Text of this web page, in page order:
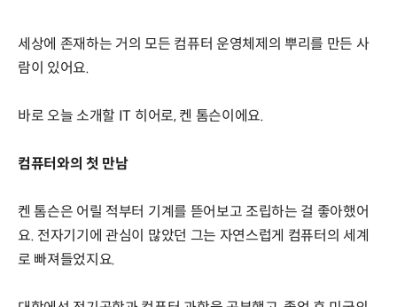
세상에 존재하는 거의 모든 컴퓨터 운영체제의 뿌리를 만든 사
람이 있어요.
바로 오늘 소개할 IT 히어로, 켄 톰슨이에요.
컴퓨터와의 첫 만남
켄 톰슨은 어릴 적부터 기계를 뜯어보고 조립하는 걸 좋아했어
요. 전자기기에 관심이 많았던 그는 자연스럽게 컴퓨터의 세계
로 빠져들었지요.